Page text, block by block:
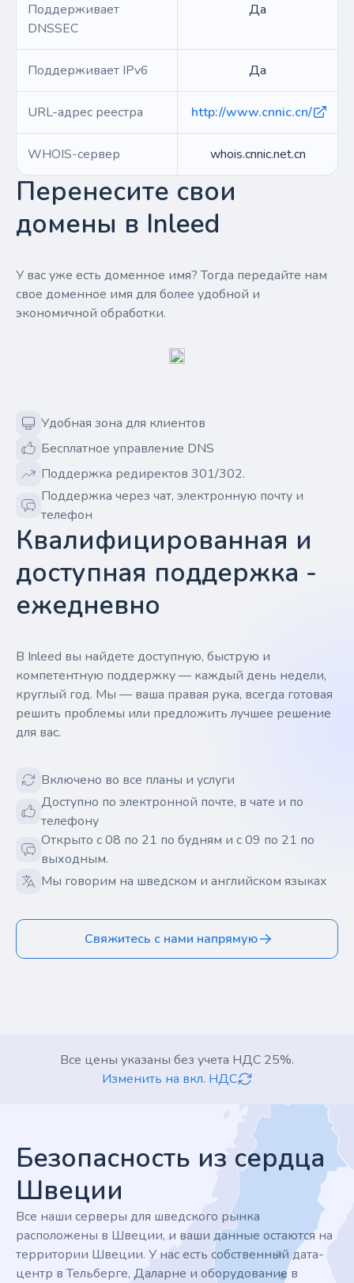
Поддерживает
DNSSEC
Да
Поддерживает IPv6 Да
URL-адрес реестра http://www.cnnic.cn/
WHOIS-сервер whois.cnnic.net.cn
Перенесите свои
домены в Inleed
У вас уже есть доменное имя? Тогда передайте нам
свое доменное имя для более удобной и
экономичной обработки.
Удобная зона для клиентов
Бесплатное управление DNS
Поддержка редиректов 301/302.
Поддержка через чат, электронную почту и
телефон
Квалифицированная и
доступная поддержка -
ежедневно
В Inleed вы найдете доступную, быструю и
компетентную поддержку — каждый день недели,
круглый год. Мы — ваша правая рука, всегда готовая
решить проблемы или предложить лучшее решение
для вас.
Включено во все планы и услуги
Доступно по электронной почте, в чате и по
телефону
Открыто с 08 по 21 по будням и с 09 по 21 по
выходным.
Мы говорим на шведском и английском языках
Свяжитесь с нами напрямую
Все цены указаны без учета НДС 25%.
Изменить на вкл. НДС
Безопасность из сердца
Швеции
Все наши серверы для шведского рынка
расположены в Швеции, и ваши данные остаются на
территории Швеции. У нас есть собственный дата-
центр в Тельберге, Даларне и оборудование в